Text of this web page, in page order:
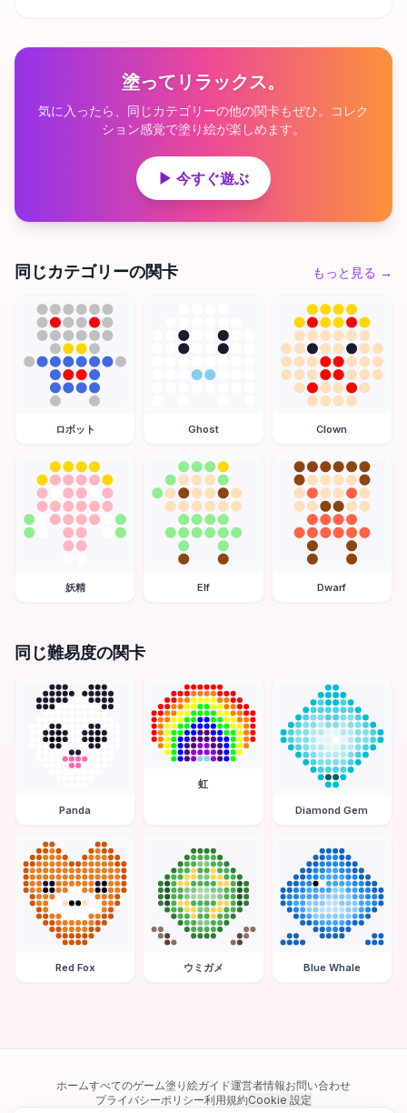
塗ってリラックス。
気に入ったら、同じカテゴリーの他の関卡もぜひ。コレク
ション感覚で塗り絵が楽しめます。
▶ 今すぐ遊ぶ
同じカテゴリーの関卡 もっと見る →
ロボット Ghost Clown
妖精 Elf Dwarf
同じ難易度の関卡
Panda
虹
Diamond Gem
Red Fox ウミガメ Blue Whale
ホームすべてのゲーム塗り絵ガイド運営者情報お問い合わせ
プライバシーポリシー利用規約Cookie 設定